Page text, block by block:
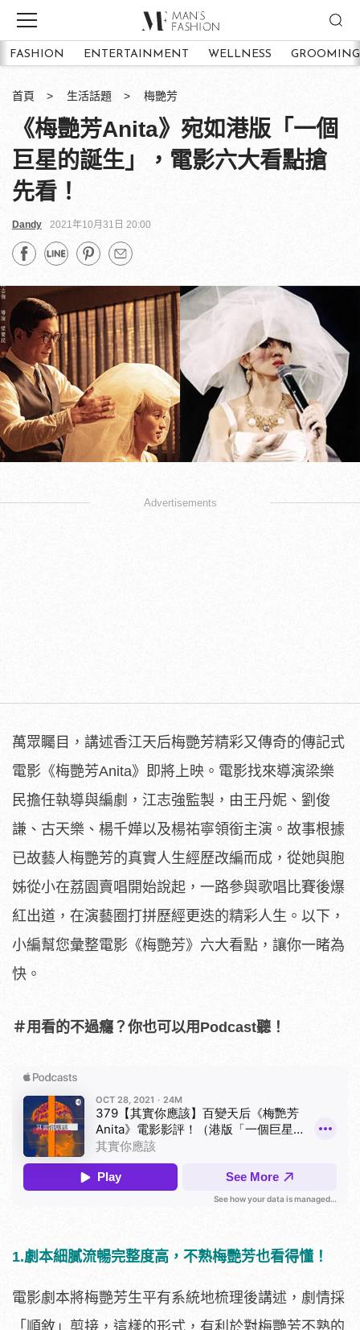
FASHION ENTERTAINMENT WELLNESS GROOMING
首頁 生活話題 梅艷芳
《梅艷芳Anita》宛如港版「一個
巨星的誕生」，電影六大看點搶
先看！
Dandy 2021年10月31日 20:00
Advertisements
萬眾矚目，講述香江天后梅艷芳精彩又傳奇的傳記式
電影《梅艷芳Anita》即將上映。電影找來導演梁樂
民擔任執導與編劇，江志強監製，由王丹妮、劉俊
謙、古天樂、楊千嬅以及楊祐寧領銜主演。故事根據
已故藝人梅艷芳的真實人生經歷改編而成，從她與胞
姊從小在荔園賣唱開始說起，一路參與歌唱比賽後爆
紅出道，在演藝圈打拼歷經更迭的精彩人生。以下，
小編幫您彙整電影《梅艷芳》六大看點，讓你一睹為
快。
＃用看的不過癮？你也可以用Podcast聽！
1.劇本細膩流暢完整度高，不熟梅艷芳也看得懂！
電影劇本將梅艷芳生平有系統地梳理後講述，劇情採
「順敘」剪接，這樣的形式，有利於對梅艷芳不熟的